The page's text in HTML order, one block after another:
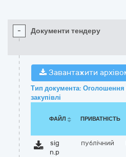
- Документи тендеру
Завантажити
Тип документа:
закупівлі
ФАЙЛ ПРИВАТНІСТЬ
sig
n.p
публічний